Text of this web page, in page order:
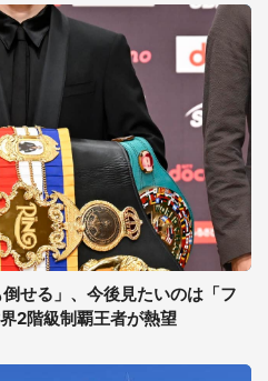
せる」、今後見たいのは「フ
2階級制覇王者が熱望